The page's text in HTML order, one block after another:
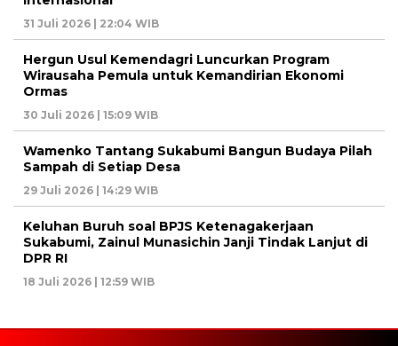
31 Juli 2026 | 22:04 WIB
Hergun Usul Kemendagri Luncurkan Program
Wirausaha Pemula untuk Kemandirian Ekonomi
Ormas
30 Juli 2026 | 15:09 WIB
Wamenko Tantang Sukabumi Bangun Budaya Pilah
Sampah di Setiap Desa
29 Juli 2026 | 14:29 WIB
Keluhan Buruh soal BPJS Ketenagakerjaan
Sukabumi, Zainul Munasichin Janji Tindak Lanjut di
DPR RI
18 Juli 2026 | 12:59 WIB